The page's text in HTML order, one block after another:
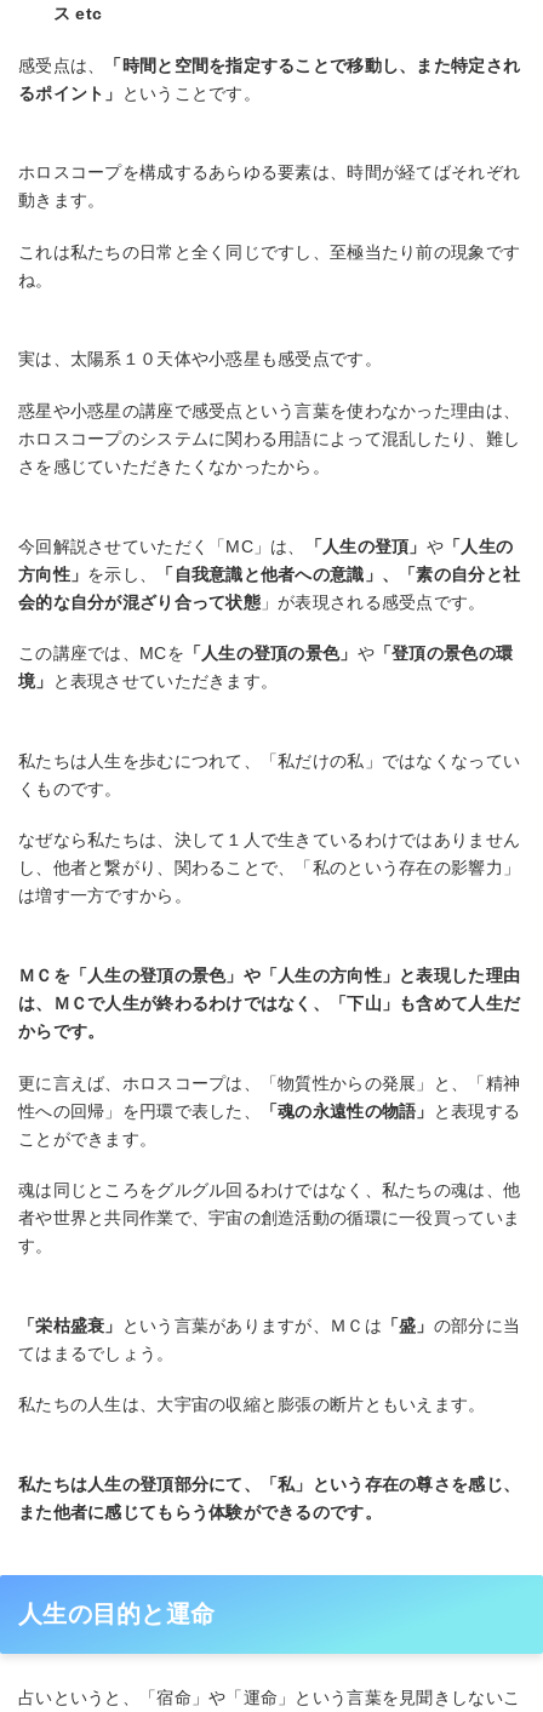
ス etc
感受点は、
「時間と空間を指定することで移動し、また特定され
るポイント」
ということです。
ホロスコープを構成するあらゆる要素は、時間が経てばそれぞれ
動きます。
これは私たちの日常と全く同じですし、至極当たり前の現象です
ね。
実は、太陽系１０天体や小惑星も感受点です。
惑星や小惑星の講座で感受点という言葉を使わなかった理由は、
ホロスコープのシステムに関わる用語によって混乱したり、難し
さを感じていただきたくなかったから。
今回解説させていただく「MC」は、 「人生の登頂」 や 「人生の
方向性」 を示し、
「自我意識と他者への意識」、「素の自分と社
会的な自分が混ざり合って状態」が表現される感受点です。
この講座では、MCを 「人生の登頂の景色」 や「登頂の景色の環
境」
と表現させていただきます。
私たちは人生を歩むにつれて、「私だけの私」ではなくなってい
くものです。
なぜなら私たちは、決して１人で生きているわけではありません
し、他者と繋がり、関わることで、「私のという存在の影響力」
は増す一方ですから。
ＭＣを「人生の登頂の景色」や「人生の方向性」と表現した理由
は、ＭＣで人生が終わるわけではなく、「下山」も含めて人生だ
からです。
更に言えば、ホロスコープは、「物質性からの発展」と、「精神
性への回帰」を円環で表した、
「魂の永遠性の物語」
と表現する
ことができます。
魂は同じところをグルグル回るわけではなく、私たちの魂は、他
者や世界と共同作業で、宇宙の創造活動の循環に一役買っていま
す。
「栄枯盛衰」 という言葉がありますが、ＭＣは 「盛」 の部分に当
てはまるでしょう。
私たちの人生は、大宇宙の収縮と膨張の断片ともいえます。
私たちは人生の登頂部分にて、「私」という存在の尊さを感じ、
また他者に感じてもらう体験ができるのです。
人生の目的と運命
占いというと、「宿命」や「運命」という言葉を見聞きしないこ